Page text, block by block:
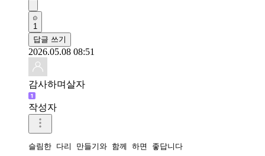
1
답글 쓰기
2026.05.08 08:51
감사하며살자
작성자
슬림한 다리 만들기와 함께 하면 좋답니다